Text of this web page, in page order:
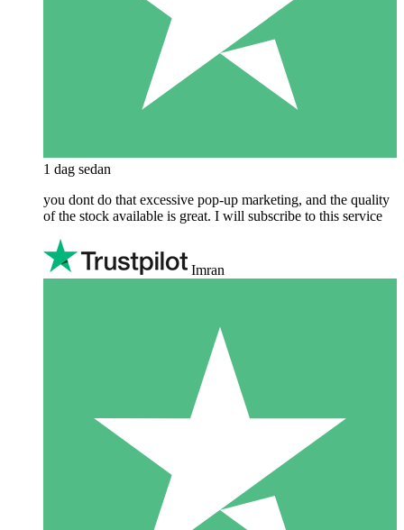
1 dag sedan
you dont do that excessive pop-up marketing, and the quality
of the stock available is great. I will subscribe to this service
Imran